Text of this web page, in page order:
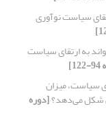
سیاست نوآوری
به ارتقای سیاست
سیاست، میزان
شکل می‌دهد؟[دوره